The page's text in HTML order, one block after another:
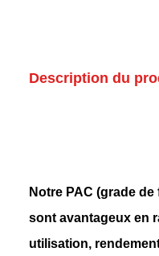
Description du
Notre PAC (grade
sont avantageux en
utilisation,